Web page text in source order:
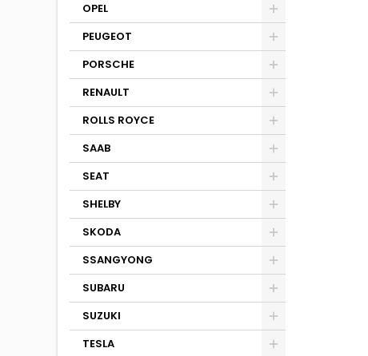
OPEL
PEUGEOT
PORSCHE
RENAULT
ROLLS ROYCE
SAAB
SEAT
SHELBY
SKODA
SSANGYONG
SUBARU
SUZUKI
TESLA